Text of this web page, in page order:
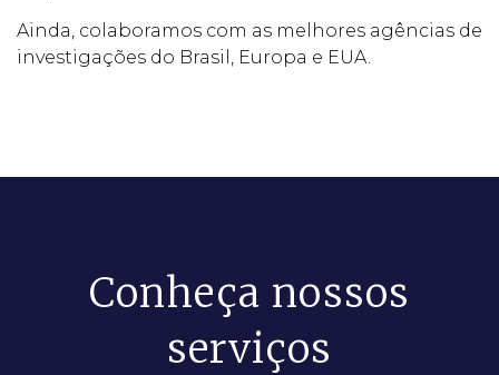
Ainda, colaboramos com as melhores agências de
investigações do Brasil, Europa e EUA.
Conheça nossos
serviços